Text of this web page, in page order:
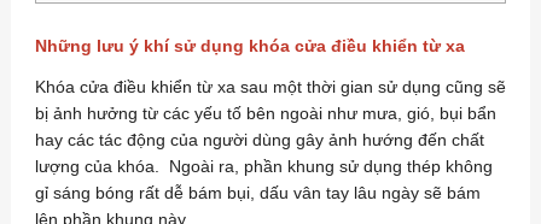
Những lưu ý khí sử dụng khóa cửa điều khiển từ xa
Khóa cửa điều khiển từ xa sau một thời gian sử dụng cũng sẽ
bị ảnh hưởng từ các yếu tố bên ngoài như mưa, gió, bụi bẩn
hay các tác động của người dùng gây ảnh hướng đến chất
lượng của khóa. Ngoài ra, phần khung sử dụng thép không
gỉ sáng bóng rất dễ bám bụi, dấu vân tay lâu ngày sẽ bám
lên phần khung này